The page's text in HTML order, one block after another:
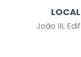
João III,